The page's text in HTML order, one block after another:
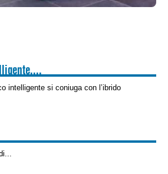
intelligente si coniuga con l’ibrido